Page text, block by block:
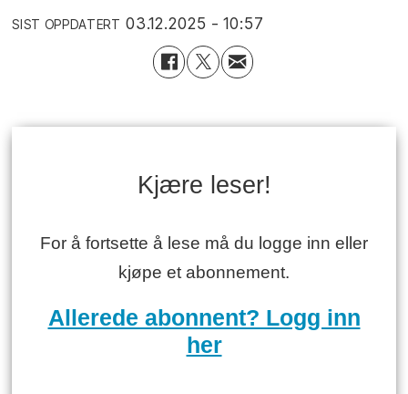
SIST OPPDATERT 03.12.2025 - 10:57
Kjære leser!
For å fortsette å lese må du logge inn eller
kjøpe et abonnement.
Allerede abonnent? Logg inn
her